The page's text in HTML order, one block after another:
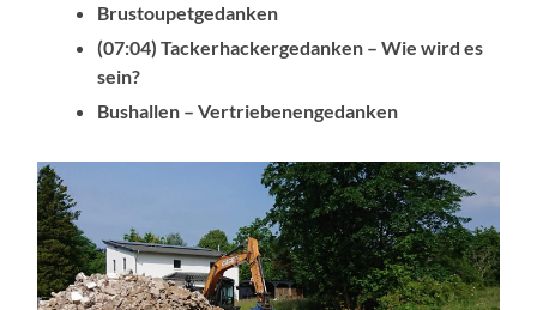
Brustoupetgedanken
(07:04) Tackerhackergedanken – Wie wird es
sein?
Bushallen – Vertriebenengedanken